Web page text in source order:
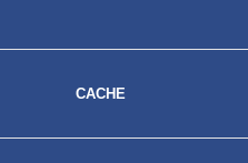
CACHE